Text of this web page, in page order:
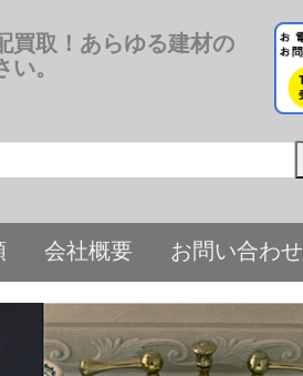
買取！あらゆる建材の
。
会社概要 お問い合わせ